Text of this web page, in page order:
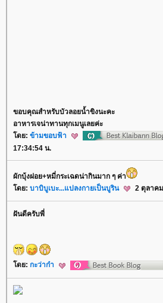
ขอบคุณสำหรับบัวลอยน้ำขิงนะคะ
อาหารเจน่าทานทุกเมนูเลยค่ะ
ดย: ข้ามขอบฟ้า
17:34:54 น.
ผักบุ้งฝอย+หมี่กระเฉดน่ากินมาก ๆ ค่า
ดย: บาบิบูเบะ...แปลงกายเป็นบูริน 2 ตุลาค
ฝันดีครับพี่
ดย: กะว่าก๋า